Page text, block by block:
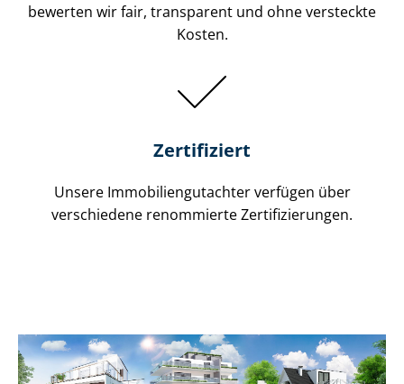
bewerten wir fair, transparent und ohne versteckte
Kosten.
Zertifiziert
Unsere Immobilien­gutachter verfügen über
verschiedene renommierte Zer­ti­fi­zie­run­gen.